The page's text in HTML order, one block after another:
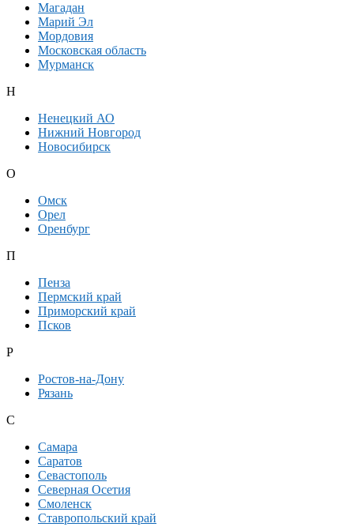
Магадан
Марий Эл
Мордовия
Московская область
Мурманск
Н
Ненецкий АО
Нижний Новгород
Новосибирск
О
Омск
Орел
Оренбург
П
Пенза
Пермский край
Приморский край
Псков
Р
Ростов-на-Дону
Рязань
С
Самара
Саратов
Севастополь
Северная Осетия
Смоленск
Ставропольский край